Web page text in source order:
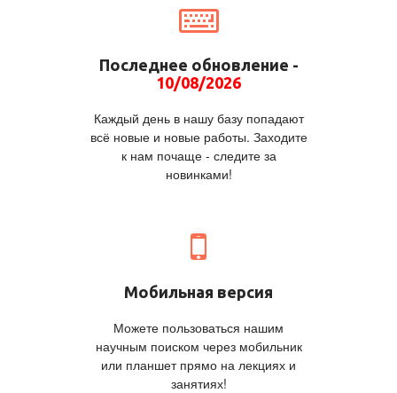
Последнее обновление -
10/08/2026
Каждый день в нашу базу попадают
всё новые и новые работы. Заходите
к нам почаще - следите за
новинками!
Мобильная версия
Можете пользоваться нашим
научным поиском через мобильник
или планшет прямо на лекциях и
занятиях!